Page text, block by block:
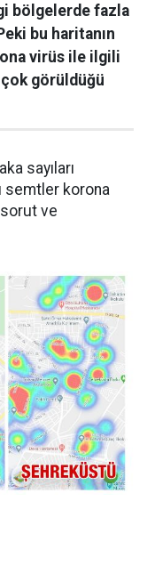
bölgelerde fazla
bu haritanın
virüs ile ilgili
çok görüldüğü
sayıları
semtler korona
ve